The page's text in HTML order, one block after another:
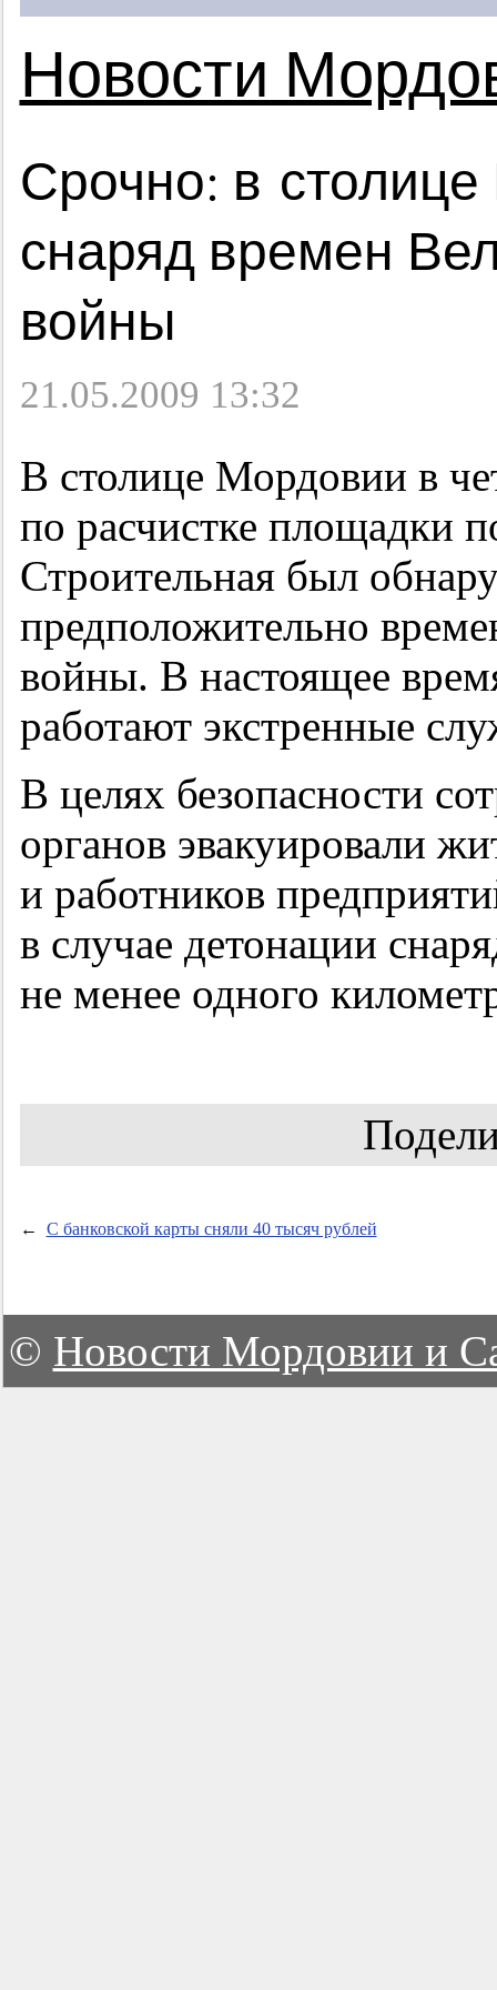
Новости
Срочно: в
снаряд времен
войны
21.05.2009 13:32
В столице Мордовии в
по расчистке площадки
Строительная был
предположительно
войны. В настоящее
работают экстренные
В целях безопасности
органов эвакуировали
и работников
в случае детонации
не менее одного
← С банковской карты сняли 40 тысяч рублей
© Новости Мордовии и